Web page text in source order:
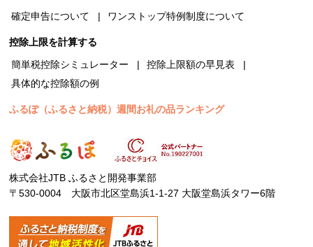
確定申告について
ワンストップ特例制度について
控除上限を計算する
簡単税控除シミュレーター
控除上限額の早見表
具体的な控除額の例
ふるぽ（ふるさと納税）週間お礼の品ランキング
株式会社JTB ふるさと開発事業部
〒530-0004 大阪市北区堂島浜1-1-27 大阪堂島浜タワー6階